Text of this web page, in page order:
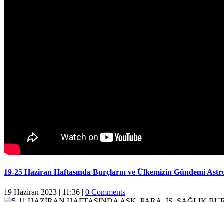
19-25 Haziran Haftasında Burçların ve Ülkemizin Gündemi
19 Haziran 2023 | 11:36 | 0 Comments